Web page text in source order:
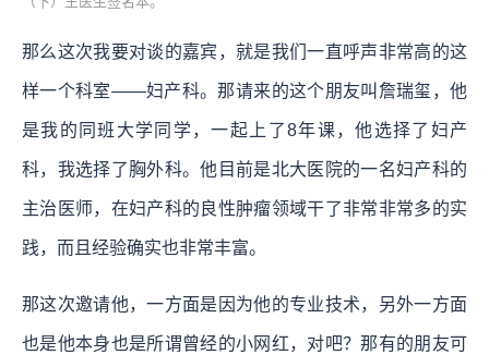
那么这次我要对谈的嘉宾，就是我们一直呼声非常高的这
样一个科室——妇产科。那请来的这个朋友叫詹瑞玺，他
是我的同班大学同学，一起上了8年课，他选择了妇产
科，我选择了胸外科。他目前是北大医院的一名妇产科的
主治医师，在妇产科的良性肿瘤领域干了非常非常多的实
践，而且经验确实也非常丰富。
那这次邀请他，一方面是因为他的专业技术，另外一方面
也是他本身也是所谓曾经的小网红，对吧？那有的朋友可